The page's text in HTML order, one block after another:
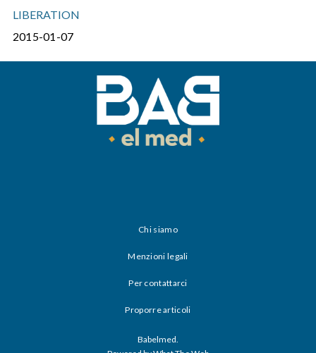
LIBERATION
2015-01-07
Chi siamo
Menzioni legali
Per contattarci
Proporre articoli
Babelmed.